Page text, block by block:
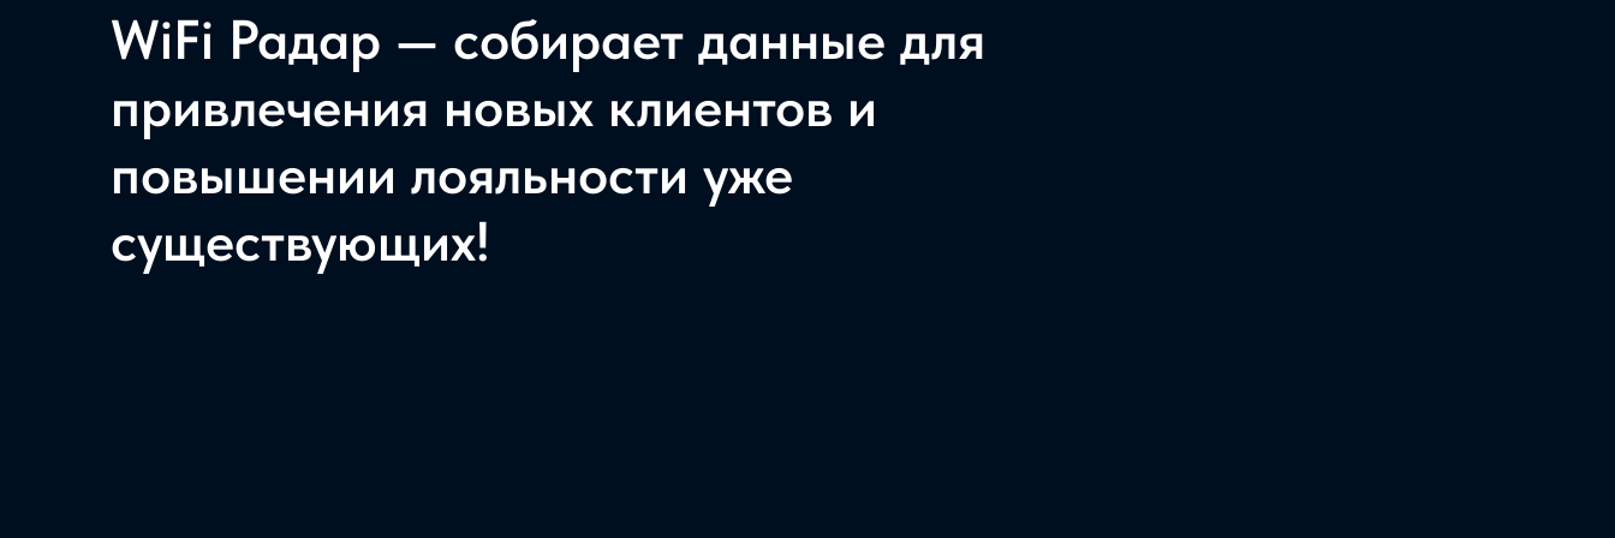
WiFi Радар — собирает данные для
привлечения новых клиентов и
повышении лояльности уже
существующих!